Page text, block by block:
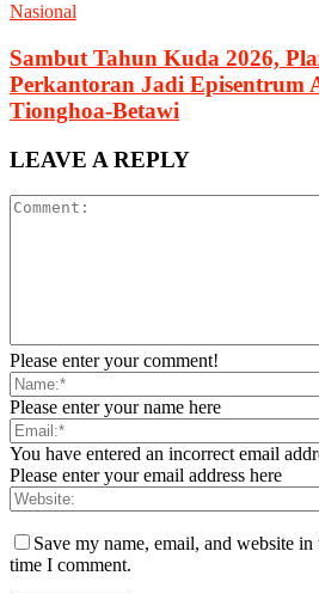
Nasional
Sambut Tahun Kuda 2026,
Perkantoran Jadi Episentrum
Tionghoa-Betawi
LEAVE A REPLY
Please enter your comment!
Please enter your name here
You have entered an incorrect email
Please enter your email address here
Save my name, email, and website
time I comment.